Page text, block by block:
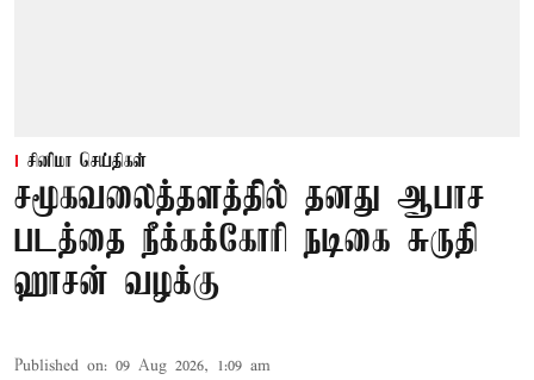
சினிமா செய்திகள்
சமூகவலைத்தளத்தில் தனது ஆபாச
படத்தை நீக்கக்கோரி நடிகை சுருதி
ஹாசன் வழக்கு
Published on: 09 Aug 2026, 1:09 am